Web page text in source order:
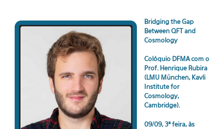
Bridging the Gap
Between QFT and
Cosmology
Colóquio DFMA com o
Prof. Henrique Rubira
(LMU München, Kavli
Institute for
Cosmology,
Cambridge).
09/09, 3ª feira, às